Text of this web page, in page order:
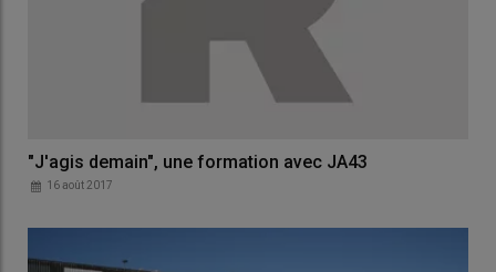
"J'agis demain", une formation avec JA43
16 août 2017